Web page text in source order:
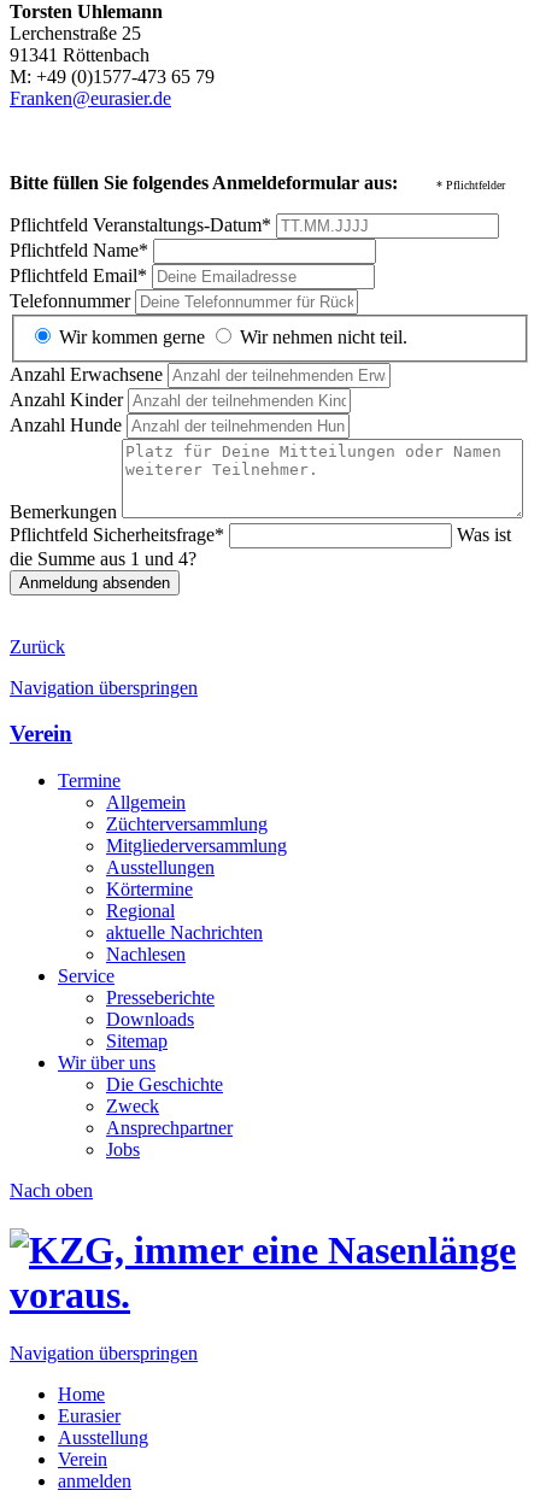
Torsten Uhlemann
Lerchenstraße 25
91341 Röttenbach
M: +49 (0)1577-473 65 79
Franken@eurasier.de
Bitte füllen Sie folgendes Anmeldeformular aus: * Pflichtfelder
Pflichtfeld Veranstaltungs-Datum*
Pflichtfeld Name*
Pflichtfeld Email*
Telefonnummer
Wir kommen gerne
Wir nehmen nicht teil.
Anzahl Erwachsene
Anzahl Kinder
Anzahl Hunde
Bemerkungen
Pflichtfeld Sicherheitsfrage*
Was ist
die Summe aus 1 und 4?
Anmeldung absenden
Zurück
Navigation überspringen
Verein
Termine
Allgemein
Züchterversammlung
Mitgliederversammlung
Ausstellungen
Körtermine
Regional
aktuelle Nachrichten
Nachlesen
Service
Presseberichte
Downloads
Sitemap
Wir über uns
Die Geschichte
Zweck
Ansprechpartner
Jobs
Nach oben
Navigation überspringen
Home
Eurasier
Ausstellung
Verein
anmelden